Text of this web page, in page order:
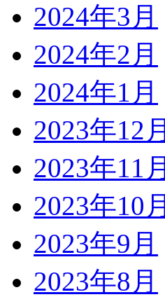
2024年3月
2024年2月
2024年1月
2023年12月
2023年11月
2023年10月
2023年9月
2023年8月